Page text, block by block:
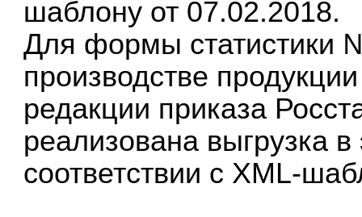
шаблону от 07.02.2018.
Для формы
производстве
редакции приказа
реализована выгрузка
соответствии с XML-